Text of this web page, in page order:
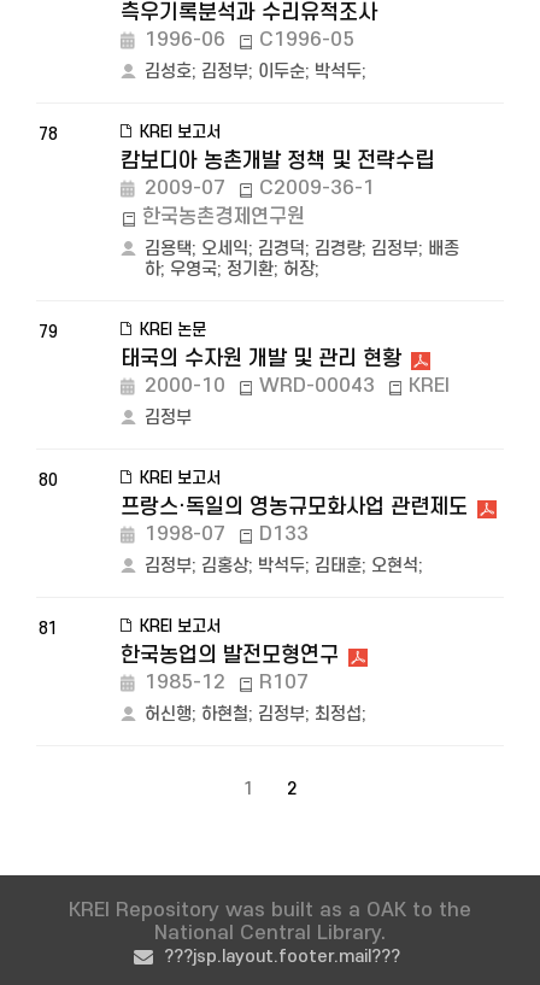
측우기록분석과 수리유적조사
1996-06 C1996-05
김성호; 김정부; 이두순; 박석두;
78 KREI 보고서
캄보디아 농촌개발 정책 및 전략수립
2009-07
C2009-36-1
한국농촌경제연구원
김용택; 오세익; 김경덕; 김경량; 김정부; 배종
하; 우영국; 정기환; 허장;
79 KREI 논문
태국의 수자원 개발 및 관리 현황
2000-10 WRD-00043 KREI
김정부
80 KREI 보고서
프랑스·독일의 영농규모화사업 관련제도
1998-07 D133
김정부; 김홍상; 박석두; 김태훈; 오현석;
81 KREI 보고서
한국농업의 발전모형연구
1985-12 R107
허신행; 하현철; 김정부; 최정섭;
1 2
KREI Repository was built as a OAK to the
National Central Library.
???jsp.layout.footer.mail???